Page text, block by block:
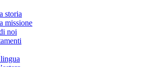
storia
missione
noi